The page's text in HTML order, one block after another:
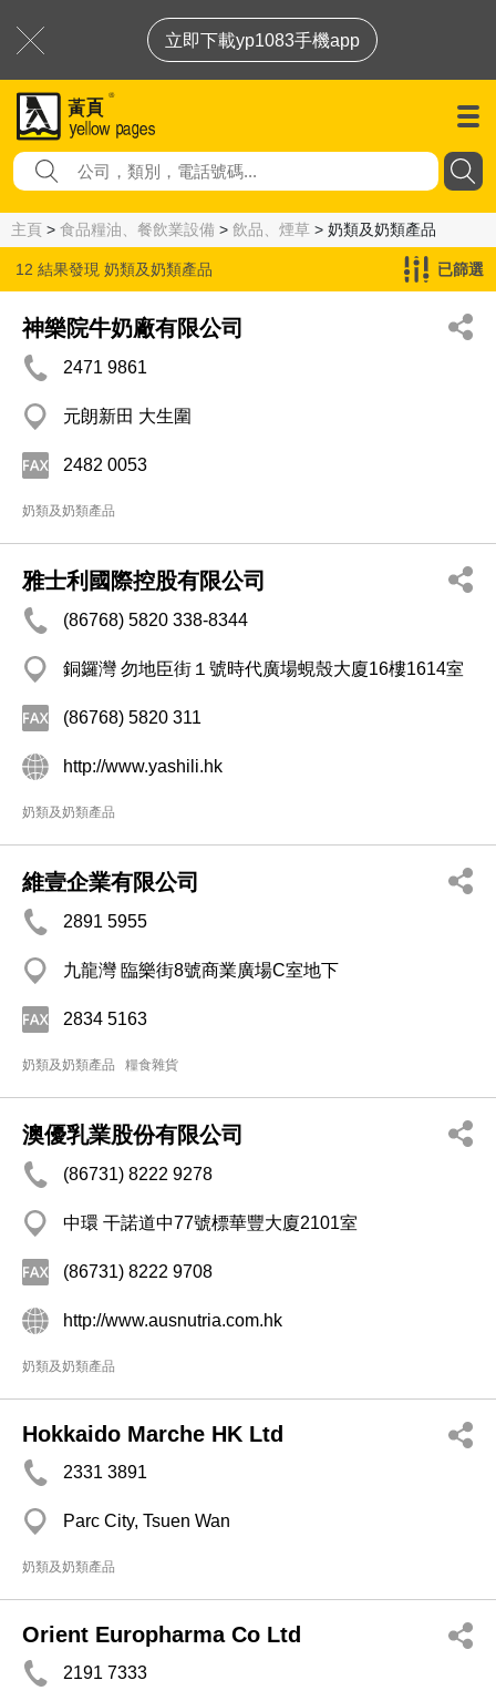
立即下載yp1083手機app
主頁 > 食品糧油、餐飲業設備 > 飲品、煙草 > 奶類及奶類產品
12 結果發現 奶類及奶類產品 已篩選
神樂院牛奶廠有限公司
2471 9861
元朗新田 大生圍
2482 0053
奶類及奶類產品
雅士利國際控股有限公司
(86768) 5820 338-8344
銅鑼灣 勿地臣街１號時代廣場蜆殼大廈16樓1614室
(86768) 5820 311
http://www.yashili.hk
奶類及奶類產品
維壹企業有限公司
2891 5955
九龍灣 臨樂街8號商業廣場C室地下
2834 5163
奶類及奶類產品 糧食雜貨
澳優乳業股份有限公司
(86731) 8222 9278
中環 干諾道中77號標華豐大廈2101室
(86731) 8222 9708
http://www.ausnutria.com.hk
奶類及奶類產品
Hokkaido Marche HK Ltd
2331 3891
Parc City, Tsuen Wan
奶類及奶類產品
Orient Europharma Co Ltd
2191 7333